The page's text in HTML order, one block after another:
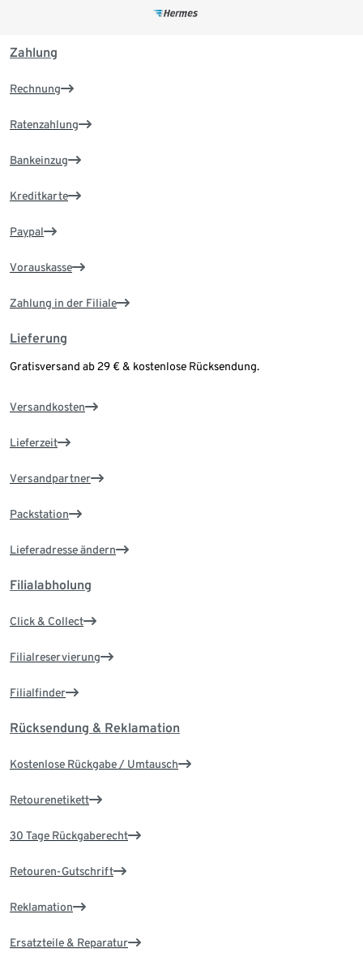
Zahlung
Rechnung
Ratenzahlung
Bankeinzug
Kreditkarte
Paypal
Vorauskasse
Zahlung in der Filiale
Lieferung
Gratisversand ab 29 € & kostenlose Rücksendung.
Versandkosten
Lieferzeit
Versandpartner
Packstation
Lieferadresse ändern
Filialabholung
Click & Collect
Filialreservierung
Filialfinder
Rücksendung & Reklamation
Kostenlose Rückgabe / Umtausch
Retourenetikett
30 Tage Rückgaberecht
Retouren-Gutschrift
Reklamation
Ersatzteile & Reparatur